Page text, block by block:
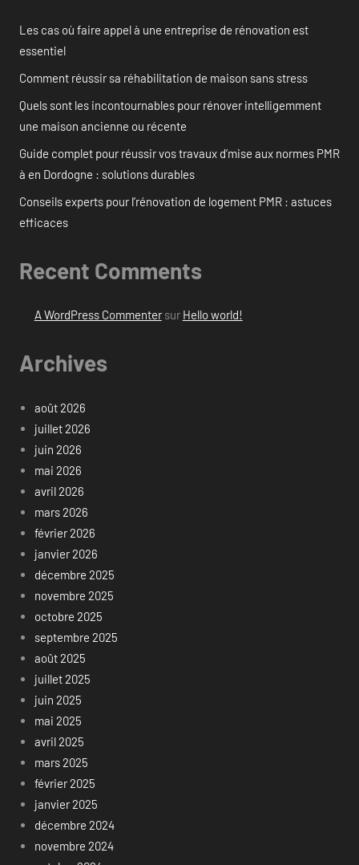
Les cas où faire appel à une entreprise de rénovation est
essentiel
Comment réussir sa réhabilitation de maison sans stress
Quels sont les incontournables pour rénover intelligemment
une maison ancienne ou récente
Guide complet pour réussir vos travaux d’mise aux normes PMR
à en Dordogne : solutions durables
Conseils experts pour l’rénovation de logement PMR : astuces
efficaces
Recent Comments
A WordPress Commentersur Hello world!
Archives
août 2026
juillet 2026
juin 2026
mai 2026
avril 2026
mars 2026
février 2026
janvier 2026
décembre 2025
novembre 2025
octobre 2025
septembre 2025
août 2025
juillet 2025
juin 2025
mai 2025
avril 2025
mars 2025
février 2025
janvier 2025
décembre 2024
novembre 2024